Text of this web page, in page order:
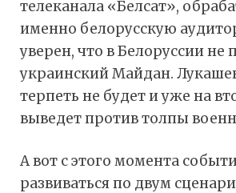
телеканала «Белсат»,
именно белорусскую
уверен, что в Белоруссии не
украинский Майдан.
терпеть не будет и уже на
выведет против толпы
А вот с этого момента
развиваться по двум